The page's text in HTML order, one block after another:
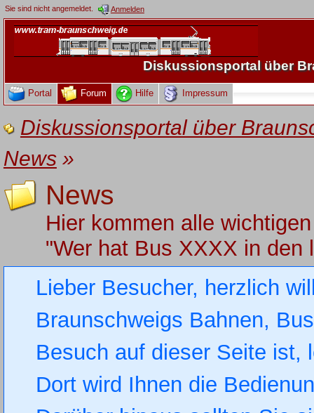
Sie sind nicht angemeldet. Anmelden
Diskussionsportal über
Portal Forum Hilfe Impressum
Diskussionsportal über
News»
News
Hier kommen alle
"Wer hat Bus XXXX in den
Lieber Besucher, herzlich
Braunschweigs Bahnen,
Besuch auf dieser Seite
Dort wird Ihnen die